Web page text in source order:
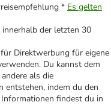
* Es gelten
der letzten 30
Direktwerbung für eigene
Du kannst dem
als die
entstehen, indem du den
findest du in